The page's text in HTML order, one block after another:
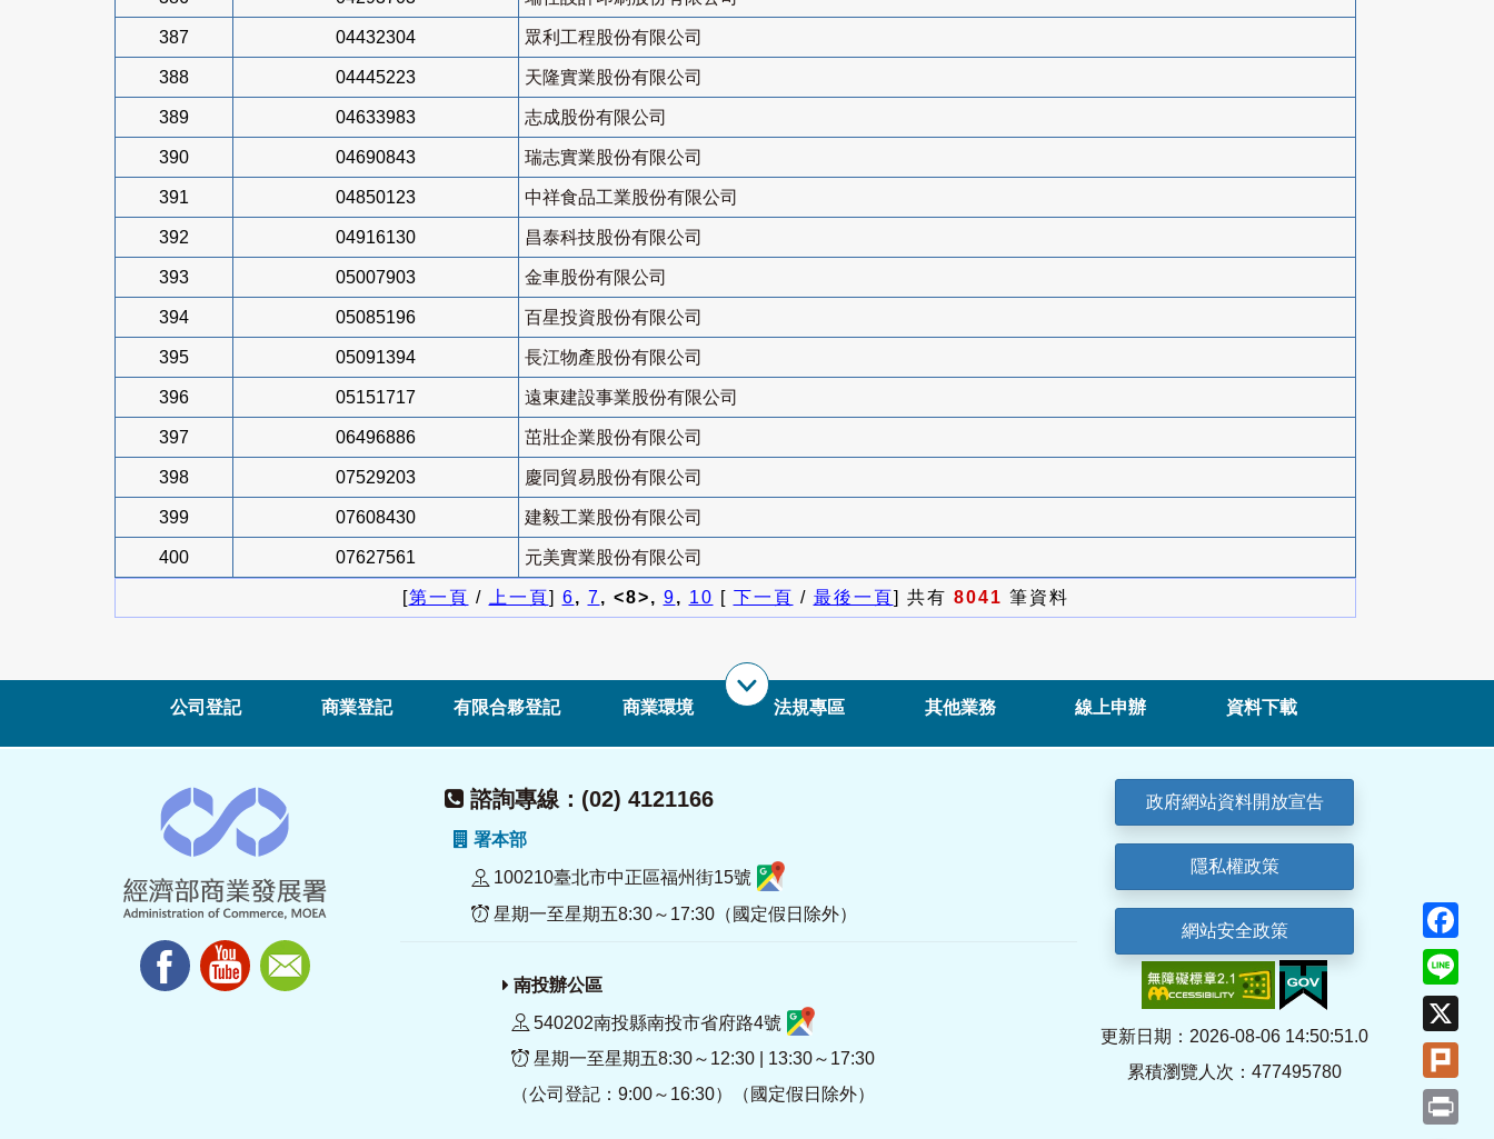
387 04432304 眾利工程股份有限公司
388 04445223 天隆實業股份有限公司
389 04633983 志成股份有限公司
390 04690843 瑞志實業股份有限公司
391 04850123 中祥食品工業股份有限公司
392 04916130 昌泰科技股份有限公司
393 05007903 金車股份有限公司
394 05085196 百星投資股份有限公司
395 05091394 長江物產股份有限公司
396 05151717 遠東建設事業股份有限公司
397 06496886 茁壯企業股份有限公司
398 07529203 慶同貿易股份有限公司
399 07608430 建毅工業股份有限公司
400 07627561 元美實業股份有限公司
[第一頁 / 上一頁] 6, 7, <8>, 9, 10 [ 下一頁 / 最後一頁] 共有 8041 筆資料
公司登記 商業登記 有限合夥登記 商業環境 法規專區 其他業務 線上申辦 資料下載
諮詢專線：(02) 4121166
署本部
100210臺北市中正區福州街15號
星期一至星期五8:30～17:30（國定假日除外）
南投辦公區
540202南投縣南投市省府路4號
星期一至星期五8:30～12:30 | 13:30～17:30
（公司登記：9:00～16:30）（國定假日除外）
政府網站資料開放宣告
隱私權政策
網站安全政策
更新日期：2026-08-06 14:50:51.0
累積瀏覽人次：477495780